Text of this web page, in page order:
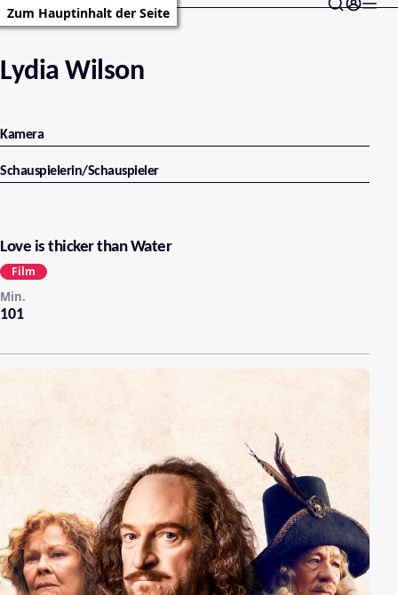
Zum Hauptinhalt der Seite
Lydia Wilson
Kamera
Schauspielerin/Schauspieler
Love is thicker than Water
101
Min.
Film